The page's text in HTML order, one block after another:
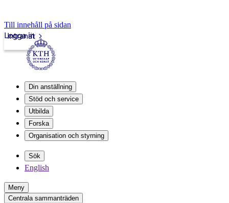
Till innehåll på sidan
Intranät
Logga in
Din anställning
Stöd och service
Utbilda
Forska
Organisation och styrning
Sök
English
Meny
Centrala sammanträden